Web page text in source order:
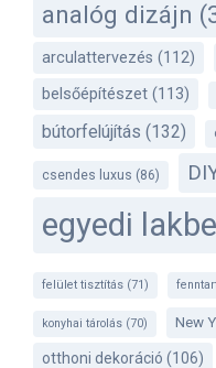
analóg dizájn
arculattervezés (112)
belsőépítészet (113)
bútorfelújítás (132)
csendes luxus (86)
egyedi
felület tisztítás (71)
konyhai tárolás (70) New
otthoni dekoráció (106)